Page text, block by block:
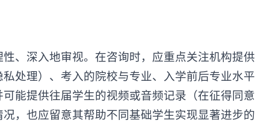
深入地审视。在咨询时，应重点关注机构提供
处理）、考入的院校与专业、入学前后专业水平
能提供往届学生的视频或音频记录（在征得同意
，也应留意其帮助不同基础学生实现显著进步的